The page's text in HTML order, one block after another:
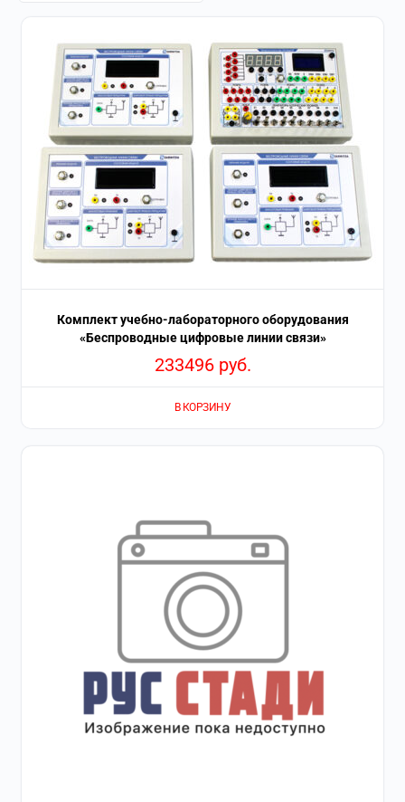
Комплект учебно-лабораторного оборудования
«Беспроводные цифровые линии связи»
233496 руб.
В КОРЗИНУ